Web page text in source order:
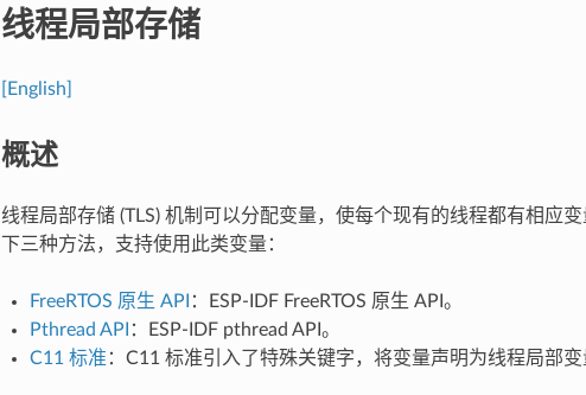
线程局部存储
[English]
概述
线程局部存储 (TLS) 机制可以分配变量，使每个现有的线程都有相应
下三种方法，支持使用此类变量：
FreeRTOS 原生 API ：ESP-IDF FreeRTOS 原生 API。
Pthread API ：ESP-IDF pthread API。
C11 标准 ：C11 标准引入了特殊关键字，将变量声明为线程局部变